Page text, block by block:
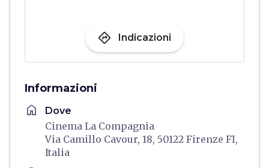
directions Indicazioni
Informazioni
home Dove
Cinema La Compagnia
Via Camillo Cavour, 18, 50122 Firenze FI,
Italia